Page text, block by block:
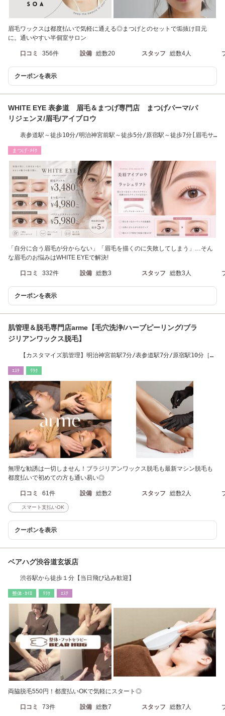
眉毛ワックスは都度払いで気軽に通える◎まつげとのセットで垢抜け目元
に。通いやすい半個室サロン
口コミ 356件 設備 総数20 スタッフ 総数4人
クーポンを表示
WHITE EYE 表参道 眉毛＆まつげ専門店 まつげパーマ/パ
リジェンヌ/眉毛/アイブロウ
表参道駅～徒歩10分/明治神宮前駅～徒歩5分/原宿駅～徒歩7分[眉毛サ
まつげ･ﾒｲｸ
「自分に合う眉毛が分からない」「眉毛を描くのに失敗してしまう」…そん
な眉毛のお悩みはWHITE EYEで解決!
口コミ 332件 設備 総数3 スタッフ 総数3人
クーポンを表示
肌管理＆脱毛専門店arme【毛穴洗浄/ハーブピーリング/ブラ
ジリアンワックス脱毛】
【カスタマイズ肌管理】明治神宮前駅7分/表参道駅7分/原宿駅10分［当
ｴｽﾃ ﾘﾗｸ
無理な勧誘は一切しません！ブラジリアンワックス脱毛も最新マシン脱毛も
都度払いで初めての方も通い易い◎
口コミ 61件 設備 総数2 スタッフ 総数2人
スマート支払いOK
クーポンを表示
ベアハグ渋谷道玄坂店
渋谷駅から徒歩１分【当日飛び込み歓迎】
整体･ｶｲﾛ ﾘﾗｸ ｴｽﾃ
両脇脱毛550円！都度払いOKで気軽にスタート◎
口コミ 73件 設備 総数7 スタッフ 総数7人